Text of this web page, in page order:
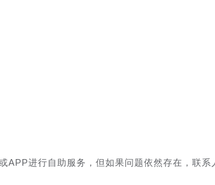
APP进行自助服务，但如果问题依然存在，联系